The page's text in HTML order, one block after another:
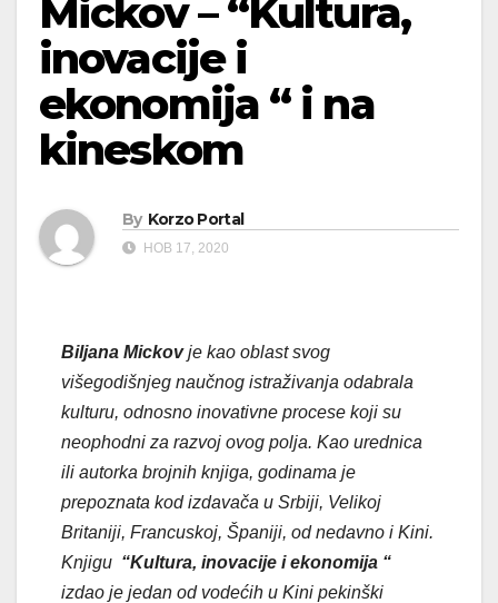
Mickov – “Kultura,
inovacije i
ekonomija “ i na
kineskom
By Korzo Portal
НОВ 17, 2020
Biljana Mickovje kao oblast svog
višegodišnjeg naučnog istraživanja odabrala
kulturu, odnosno inovativne procese koji su
neophodni za razvoj ovog polja. Kao urednica
ili autorka brojnih knjiga, godinama je
prepoznata kod izdavača u Srbiji, Velikoj
Britaniji, Francuskoj, Španiji, od nedavno i Kini.
Knjigu “Kultura, inovacije i ekonomija “
izdao je jedan od vodećih u Kini pekinški